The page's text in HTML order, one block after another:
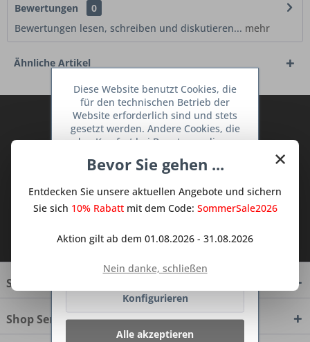
Bewertungen
0
Bewertungen lesen, schreiben und diskutieren... mehr
Ähnliche Artikel
Abonnieren Sie den kostenlosen Deine
TraumKüche Newsletter und verpassen
dem Traum Küchen - Shop.
zur Kenntnis genommen.
Service Hotline
Shop Service
×
Bevor Sie gehen ...
Entdecken Sie unsere aktuellen Angebote und sichern
Sie sich 10% Rabattmit dem Code: SommerSale2026
Aktion gilt ab dem 01.08.2026 - 31.08.2026
Nein danke, schließen
Diese Website benutzt Cookies, die
für den technischen Betrieb der
Website erforderlich sind und stets
gesetzt werden. Andere Cookies, die
den Komfort bei Benutzung dieser
dienen oder die Interaktion mit
Netzwerken vereinfachen sollen,
werden nur mit Ihrer Zustimmung
Ablehnen
Konfigurieren
Alle akzeptieren